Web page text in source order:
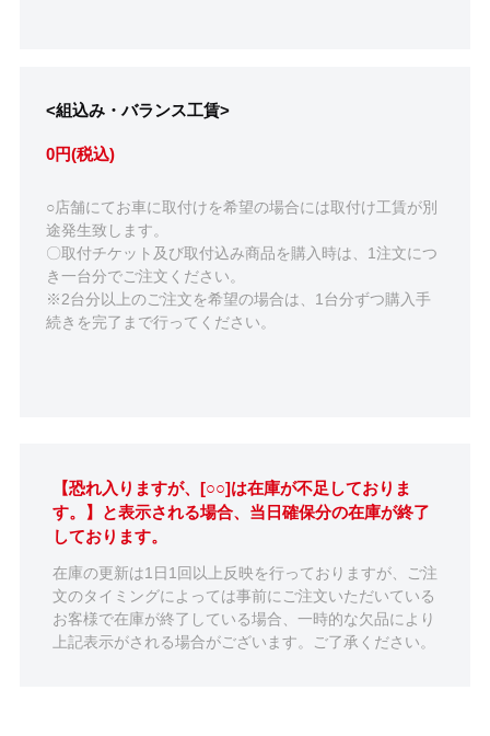
<組込み・バランス工賃>
0円(税込)
○店舗にてお車に取付けを希望の場合には取付け工賃が別
途発生致します。
〇取付チケット及び取付込み商品を購入時は、1注文につ
き一台分でご注文ください。
※2台分以上のご注文を希望の場合は、1台分ずつ購入手
続きを完了まで行ってください。
【恐れ入りますが、[○○]は在庫が不足しておりま
す。】と表示される場合、当日確保分の在庫が終了
しております。
在庫の更新は1日1回以上反映を行っておりますが、ご注
文のタイミングによっては事前にご注文いただいている
お客様で在庫が終了している場合、一時的な欠品により
上記表示がされる場合がございます。ご了承ください。